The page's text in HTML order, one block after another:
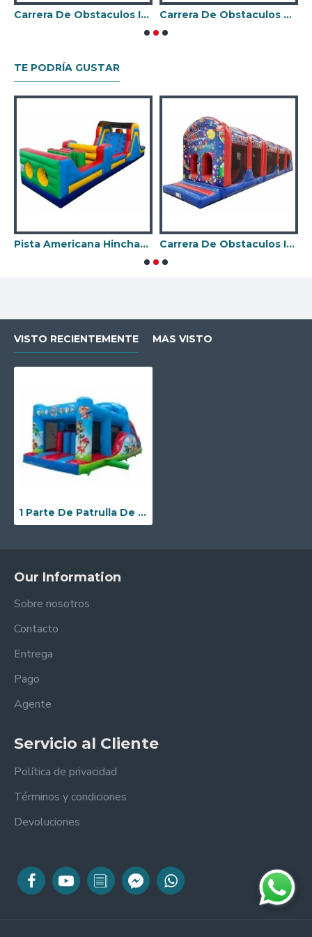
Carrera De Obstaculos Inflable De Caterpillar Carrera De Obstaculos De Cocodrilos
TE PODRÍA GUSTAR
Pista Americana Hinchable Carrera De Obstaculos Inflables Para Adultos
VISTO RECIENTEMENTE MAS VISTO
1 Parte De Patrulla De Pata Corta Challenger
Our Information
Sobre nosotros
Contacto
Entrega
Pago
Agente
Servicio al Cliente
Política de privacidad
Términos y condiciones
Devoluciones